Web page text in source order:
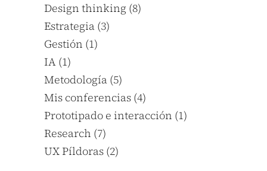
Design thinking (8)
Estrategia (3)
Gestión (1)
IA (1)
Metodología (5)
Mis conferencias (4)
Prototipado e interacción (1)
Research (7)
UX Píldoras (2)